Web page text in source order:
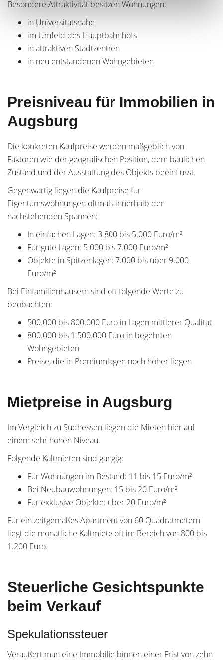
Besondere Attraktivität besitzen Wohnungen:
in Universitätsnähe
im Umfeld des Hauptbahnhofs
in attraktiven Stadtzentren
in neu entstandenen Wohngebieten
Preisniveau für Immobilien in
Augsburg
Die konkreten Kaufpreise werden maßgeblich von
Faktoren wie der geografischen Position, dem baulichen
Zustand und der Ausstattung des Objekts beeinflusst.
Gegenwärtig liegen die Kaufpreise für
Eigentumswohnungen oftmals innerhalb der
nachstehenden Spannen:
In einfachen Lagen: 3.800 bis 5.000 Euro/m²
Für gute Lagen: 5.000 bis 7.000 Euro/m²
Objekte in Spitzenlagen: 7.000 bis über 9.000
Euro/m²
Bei Einfamilienhäusern sind oft folgende Werte zu
beobachten:
500.000 bis 800.000 Euro in Lagen mittlerer Qualität
800.000 bis 1.500.000 Euro in begehrten
Wohngebieten
Preise, die in Premiumlagen noch höher liegen
Mietpreise in Augsburg
Im Vergleich zu Südhessen liegen die Mieten hier auf
einem sehr hohen Niveau.
Folgende Kaltmieten sind gängig:
Für Wohnungen im Bestand: 11 bis 15 Euro/m²
Bei Neubauwohnungen: 15 bis 20 Euro/m²
Für exklusive Objekte: über 20 Euro/m²
Für ein zeitgemäßes Apartment von 60 Quadratmetern
liegt die monatliche Kaltmiete oft im Bereich von 800 bis
1.200 Euro.
Steuerliche Gesichtspunkte
beim Verkauf
Spekulationssteuer
Veräußert man eine Immobilie binnen einer Frist von zehn